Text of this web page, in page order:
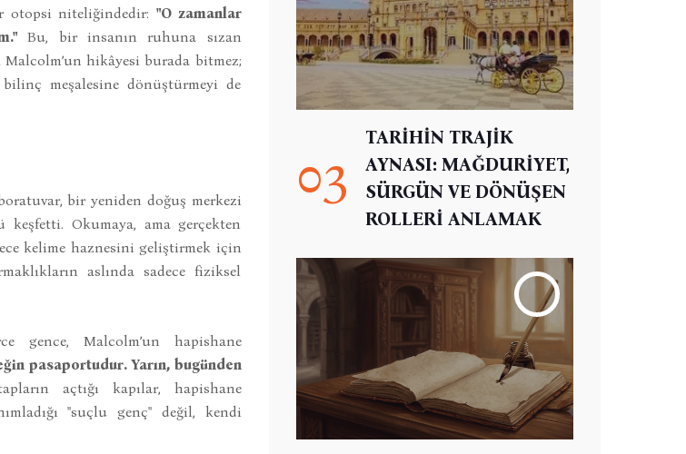
otopsi niteliğindedir: "O zamanlar
Bu, bir insanın ruhuna sızan
hikâyesi burada bitmez;
meşalesine dönüştürmeyi de
bir yeniden doğuş merkezi
Okumaya, ama gerçekten
kelime haznesini geliştirmek için
aslında sadece fiziksel
gence, Malcolm’un hapishane
pasaportudur. Yarın, bugünden
açtığı kapılar, hapishane
"suçlu genç" değil, kendi
03
TARİHİN TRAJİK
AYNASI: MAĞDURİYET,
SÜRGÜN VE DÖNÜŞEN
ROLLERİ ANLAMAK